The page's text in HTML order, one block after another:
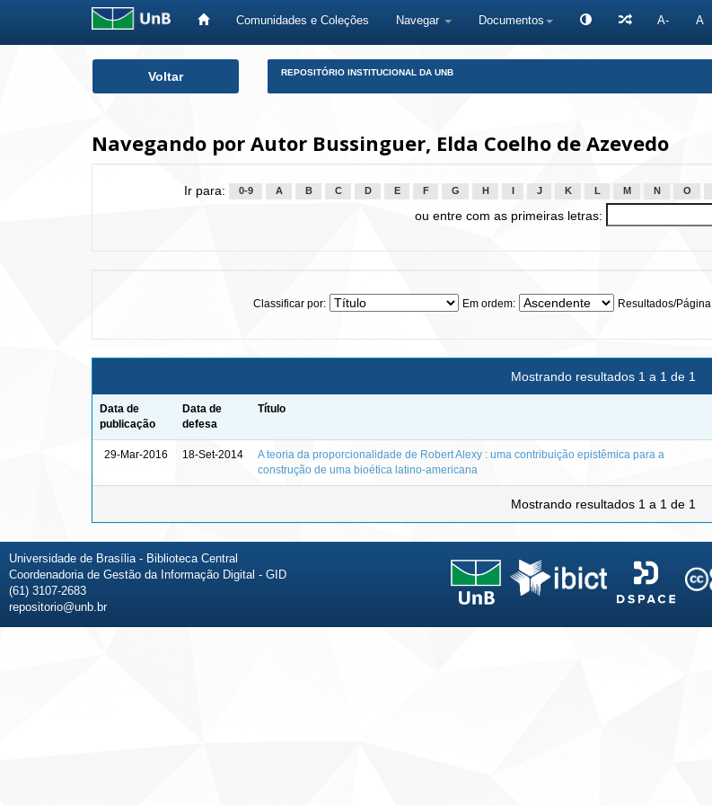
Comunidades e Coleções Navegar Documentos A- A
Voltar REPOSITÓRIO INSTITUCIONAL DA UNB
Navegando por Autor Bussinguer, Elda Coelho de Azevedo
Ir para: 0-9 A B C D E F G H J K L M N O
ou entre com as primeiras letras:
Classificar por: Em ordem: Resultados/Página
Mostrando resultados 1 a 1 de 1
Data de
publicação
Data de
defesa
Título
29-Mar-2016 18-Set-2014
A teoria da proporcionalidade de Robert Alexy : uma contribuição epistêmica para a
construção de uma bioética latino-americana
Mostrando resultados 1 a 1 de 1
Universidade de Brasília - Biblioteca Central
Coordenadoria de Gestão da Informação Digital - GID
(61) 3107-2683
repositorio@unb.br